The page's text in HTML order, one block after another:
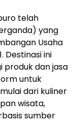
telah
yang
Usaha
Destinasi ini
produk dan jasa
untuk
dari kuliner
wisata,
sumber